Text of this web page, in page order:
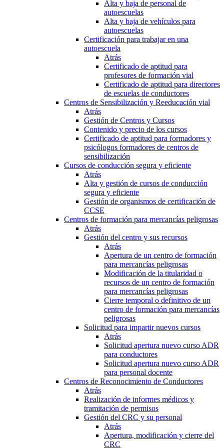
Alta y baja de personal de
autoescuelas
Alta y baja de vehículos para
autoescuelas
Certificación para trabajar en una
autoescuela
Atrás
Certificado de aptitud para
profesores de formación vial
Certificado de aptitud para directores
de escuelas de conductores
Centros de Sensibilización y Reeducación vial
Atrás
Gestión de Centros y Cursos
Contenido y precio de los cursos
Certificado de aptitud para formadores y
psicólogos formadores de centros de
sensibilización
Cursos de conducción segura y eficiente
Atrás
Alta y gestión de cursos de conducción
segura y eficiente
Gestión de organismos de certificación de
CCSE
Centros de formación para mercancías peligrosas
Atrás
Gestión del centro y sus recursos
Atrás
Apertura de un centro de formación
para mercancías peligrosas
Modificación de la titularidad o
recursos de un centro de formación
para mercancías peligrosas
Cierre temporal o definitivo de un
centro de formación para mercancías
peligrosas
Solicitud para impartir nuevos cursos
Atrás
Solicitud apertura nuevo curso ADR
para conductores
Solicitud apertura nuevo curso ADR
para personal docente
Centros de Reconocimiento de Conductores
Atrás
Realización de informes médicos y
tramitación de permisos
Gestión del CRC y su personal
Atrás
Apertura, modificación y cierre del
CRC